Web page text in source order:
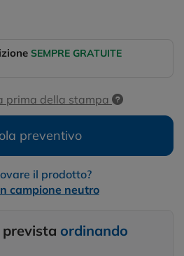
SEMPRE GRATUITE
prima della stampa
preventivo
il prodotto?
campione neutro
ordinando